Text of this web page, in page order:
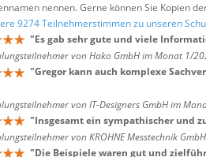
nennen. Gerne können Sie Kopien
9274 Teilnehmerstimmen zu unseren
"Es gab sehr gute und viele
von Hako GmbH im Monat 1/
"Gregor kann auch komplexe
von IT-Designers GmbH im
"Insgesamt ein sympathischer und
von KROHNE Messtechnik
"Die Beispiele waren gut und